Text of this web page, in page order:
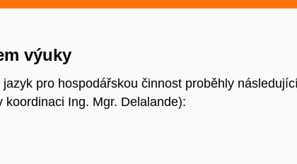
výuky
pro hospodářskou činnost proběhly následující
koordinaci Ing. Mgr. Delalande):